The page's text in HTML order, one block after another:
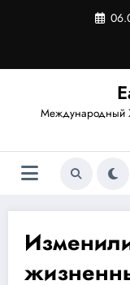
Международный